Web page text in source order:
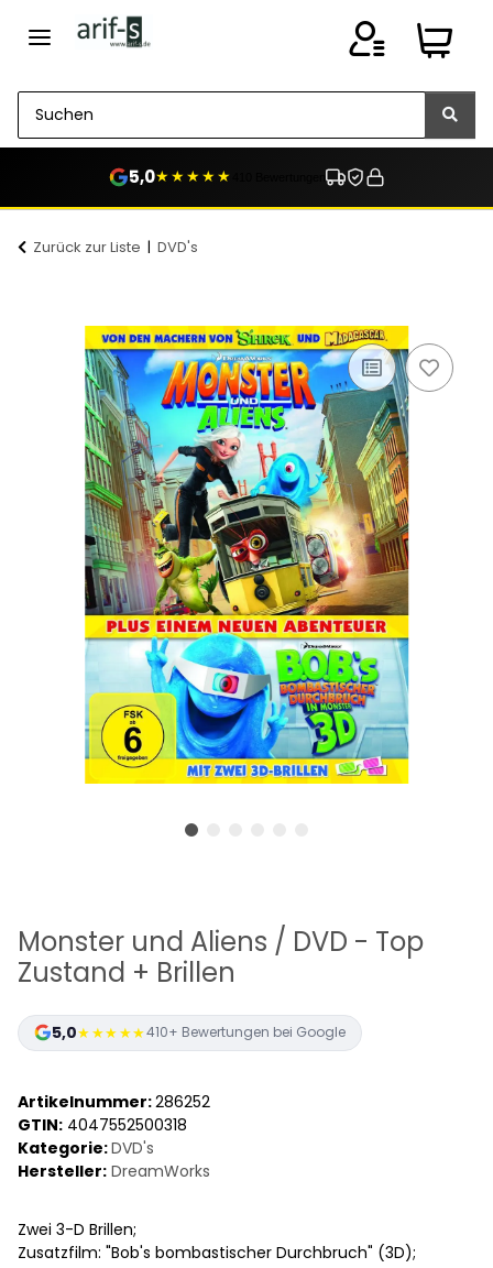
5,0★★★★★
Zurück zur Liste DVD's
Monster und Aliens / DVD - Top
Zustand + Brillen
5,0★★★★★410+ Bewertungen bei Google
Artikelnummer:286252
GTIN: 4047552500318
Kategorie:DVD's
Hersteller: DreamWorks
Zwei 3-D Brillen;
Zusatzfilm: "Bob's bombastischer Durchbruch" (3D);